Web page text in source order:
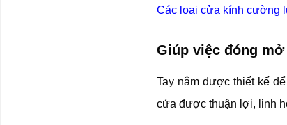
Các loại cửa kính cường
Giúp việc đóng
Tay nắm được thiết kế
cửa được thuận lợi, linh